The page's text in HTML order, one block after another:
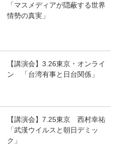
「マスメディアが隠蔽する世界
情勢の真実」
【講演会】3.26東京・オンライ
ン 「台湾有事と日台関係」
【講演会】7.25東京 西村幸祐
「武漢ウイルスと朝日デミッ
ク」